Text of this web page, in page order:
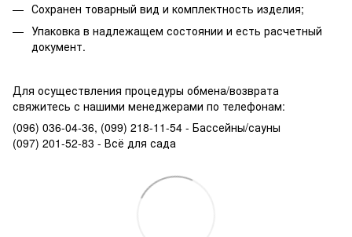
Сохранен товарный вид и комплектность изделия;
Упаковка в надлежащем состоянии и есть расчетный
документ.
Для осуществления процедуры обмена/возврата
свяжитесь с нашими менеджерами по телефонам:
(096) 036-04-36, (099) 218-11-54 - Бассейны/сауны
(097) 201-52-83 - Всё для сада